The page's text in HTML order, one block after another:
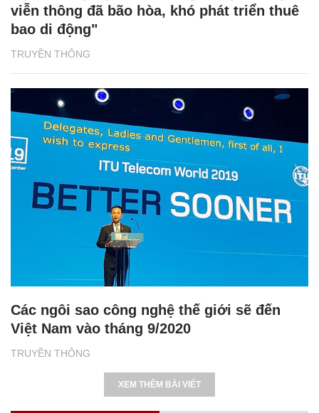
TRUYỀN THÔNG
viễn thông đã bão hòa, khó phát triển thuê
bao di động"
TRUYỀN THÔNG
Các ngôi sao công nghệ thế giới sẽ đến
Việt Nam vào tháng 9/2020
XEM THÊM BÀI VIẾT